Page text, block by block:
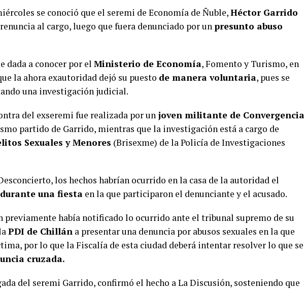
se conoció que el seremi de Economía de Ñuble,Héctor Garrido
al cargo, luego que fuera denunciado por un presunto abuso
dada a conocer por el Ministerio de Economía, Fomento y Turismo, en
la ahora exautoridad dejó su puesto de manera voluntaria, pues se
una investigación judicial.
del exseremi fue realizada por un joven militante de Convergencia
partido de Garrido, mientras que la investigación está a cargo de
Sexuales y Menores (Brisexme) de la Policía de Investigaciones
los hechos habrían ocurrido en la casa de la autoridad el
durante una fiesta en la que participaron el denunciante y el acusado.
previamente había notificado lo ocurrido ante el tribunal supremo de su
PDI de Chillán a presentar una denuncia por abusos sexuales en la que
por lo que la Fiscalía de esta ciudad deberá intentar resolver lo que se
cruzada.
del seremi Garrido, confirmó el hecho a La Discusión, sosteniendo que